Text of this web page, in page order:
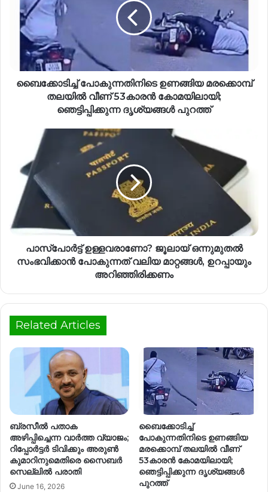
ബൈക്കോടിച്ച് പോകുന്നതിനിടെ ഉണങ്ങിയ മരക്കൊമ്പ്
തലയിൽ വീണ് 53കാരൻ കോമയിലായി;
ഞെട്ടിപ്പിക്കുന്ന ദൃശ്യങ്ങൾ പുറത്ത്
പാസ്പോർട്ട് ഉള്ളവരാണോ? ‍ജൂലായ് ഒന്നുമുതൽ
സംഭവിക്കാൻ പോകുന്നത് വലിയ മാറ്റങ്ങൾ, ഉറപ്പായും
അറിഞ്ഞിരിക്കണം
Related Articles
ബ്രസീൽ പതാക
അഴിപ്പിച്ചെന്ന വാർത്ത വ്യാജം;
റിപ്പോർട്ടർ ടിവിക്കും അരുൺ
കുമാറിനുമെതിരെ സൈബർ
സെല്ലിൽ പരാതി
June 16, 2026
ബൈക്കോടിച്ച്
പോകുന്നതിനിടെ ഉണങ്ങിയ
മരക്കൊമ്പ് തലയിൽ വീണ്
53കാരൻ കോമയിലായി;
ഞെട്ടിപ്പിക്കുന്ന ദൃശ്യങ്ങൾ
പുറത്ത്